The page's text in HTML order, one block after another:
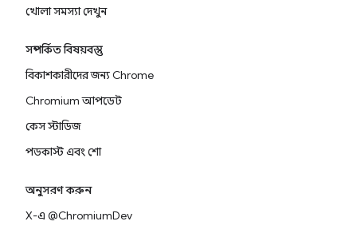
খোলা সমস্যা দেখুন
সম্পর্কিত বিষয়বস্তু
বিকাশকারীদের জন্য Chrome
Chromium আপডেট
কেস স্টাডিজ
পডকাস্ট এবং শো
অনুসরণ করুন
X-এ @ChromiumDev